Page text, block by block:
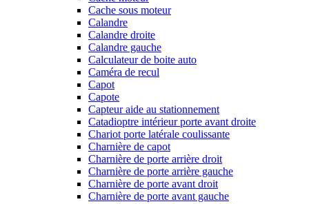
Cache sous moteur
Calandre
Calandre droite
Calandre gauche
Calculateur de boite auto
Caméra de recul
Capot
Capote
Capteur aide au stationnement
Catadioptre intérieur porte avant droite
Chariot porte latérale coulissante
Charnière de capot
Charnière de porte arrière droit
Charnière de porte arrière gauche
Charnière de porte avant droit
Charnière de porte avant gauche